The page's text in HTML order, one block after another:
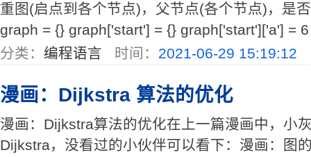
重图(启点到各个节点)，父节点(各个节点)，是
graph = {} graph['start'] = {} graph['start']['a'] =
分类： 编程语言 时间： 2021-06-29 15:19:12
漫画：Dijkstra 算法的优化
漫画：Dijkstra算法的优化在上一篇漫画中，小
Dijkstra，没看过的小伙伴可以看下：漫画：图